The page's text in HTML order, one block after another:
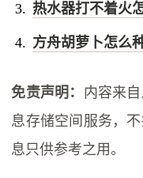
热水器打不着火
方舟胡萝卜怎么
免责声明： 内容来
息存储空间服务，
息只供参考之用。